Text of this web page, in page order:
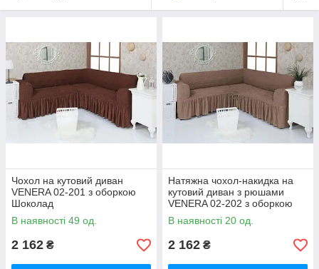
Чохол на кутовий диван
VENERA 02-201 з оборкою
Шоколад
В наявності 49 од.
2 162 ₴
Натяжна чохол-накидка на
кутовий диван з рюшами
VENERA 02-202 з оборкою
Капучіно
В наявності 20 од.
2 162 ₴